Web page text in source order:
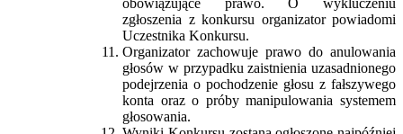
zgłoszenia z konkursu organizator powiadomi
Uczestnika Konkursu.
Organizator zachowuje prawo do anulowania
głosów w przypadku zaistnienia uzasadnionego
podejrzenia o pochodzenie głosu z fałszywego
konta oraz o próby manipulowania systemem
głosowania.